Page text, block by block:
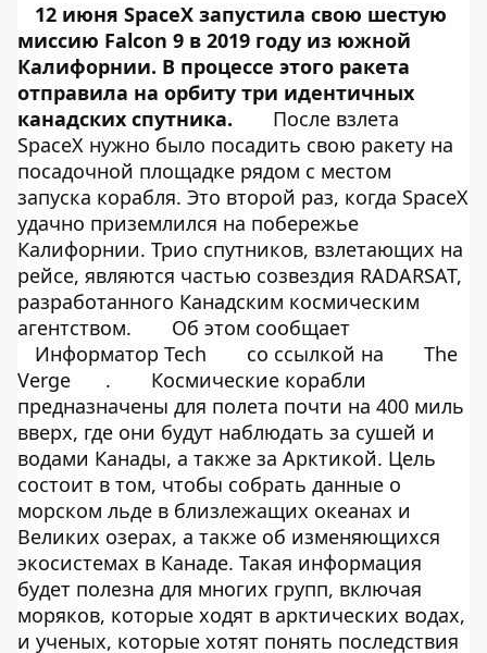
12 июня SpaceX запустила свою шестую
миссию Falcon 9 в 2019 году из южной
Калифорнии. В процессе этого ракета
отправила на орбиту три идентичных
канадских спутника.
После взлета
SpaceX нужно было посадить свою ракету на
посадочной площадке рядом с местом
запуска корабля. Это второй раз, когда SpaceX
удачно приземлился на побережье
Калифорнии. Трио спутников, взлетающих на
рейсе, являются частью созвездия RADARSAT,
разработанного Канадским космическим
агентством.
Об этом сообщает
Информатор Tech
со ссылкой на
The
Verge
.
Космические корабли
предназначены для полета почти на 400 миль
вверх, где они будут наблюдать за сушей и
водами Канады, а также за Арктикой. Цель
состоит в том, чтобы собрать данные о
морском льде в близлежащих океанах и
Великих озерах, а также об изменяющихся
экосистемах в Канаде. Такая информация
будет полезна для многих групп, включая
моряков, которые ходят в арктических водах,
и ученых, которые хотят понять последствия